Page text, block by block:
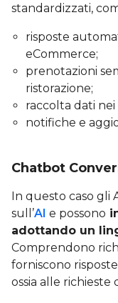
standardizzati,
risposte
eCommerce;
prenotazioni
ristorazione;
raccolta dati
notifiche e
Chatbot
In questo caso gli
sull’AI e possono
adottando un
Comprendono
forniscono
ossia alle richieste